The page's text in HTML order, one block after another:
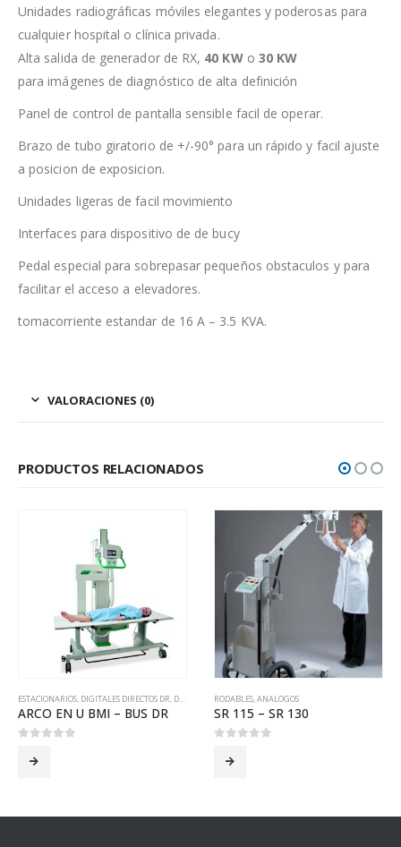
Unidades radiográficas móviles elegantes y poderosas para
cualquier hospital o clínica privada.
Alta salida de generador de RX, 40 KW o 30 KW
para imágenes de diagnóstico de alta definición
Panel de control de pantalla sensible facil de operar.
Brazo de tubo giratorio de +/-90° para un rápido y facil ajuste
a posicion de exposicion.
Unidades ligeras de facil movimiento
Interfaces para dispositivo de de bucy
Pedal especial para sobrepasar pequeños obstaculos y para
facilitar el acceso a elevadores.
tomacorriente estandar de 16 A – 3.5 KVA.
VALORACIONES (0)
PRODUCTOS RELACIONADOS
ESTACIONARIOS, DIGITALES DIRECTOS DR, DIGITALES DIRECTOS (DR) ,ESTACIONARIOS
ARCO EN U BMI – BUS DR
RODABLES,ANALOGOS
SR 115 – SR 130